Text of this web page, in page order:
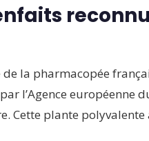
la pharmacopée
l’Agence européenne
Cette plante